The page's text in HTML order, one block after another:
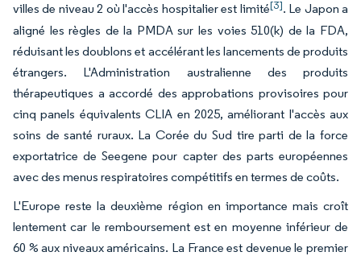
villes de niveau 2 où l'accès hospitalier est limité[3]. Le Japon a
aligné les règles de la PMDA sur les voies 510(k) de la FDA,
réduisant les doublons et accélérant les lancements de produits
étrangers. L'Administration australienne des produits
thérapeutiques a accordé des approbations provisoires pour
cinq panels équivalents CLIA en 2025, améliorant l'accès aux
soins de santé ruraux. La Corée du Sud tire parti de la force
exportatrice de Seegene pour capter des parts européennes
avec des menus respiratoires compétitifs en termes de coûts.
L'Europe reste la deuxième région en importance mais croît
lentement car le remboursement est en moyenne inférieur de
60 % aux niveaux américains. La France est devenue le premier